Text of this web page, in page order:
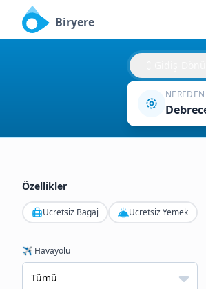
Biryere
NEREDEN
Özellikler
Ücretsiz Bagaj Ücretsiz Yemek
✈️ Havayolu